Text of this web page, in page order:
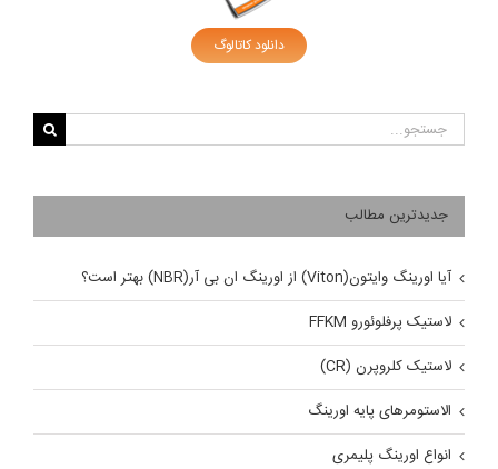
دانلود کاتالوگ
جستجو
برای:
جدیدترین مطالب
آیا اورینگ وایتون(Viton) از اورینگ ان بی آر(NBR) بهتر است؟
لاستیک پرفلوئورو FFKM
لاستیک کلروپرن (CR)
الاستومرهای پایه اورینگ
انواع اورینگ پلیمری